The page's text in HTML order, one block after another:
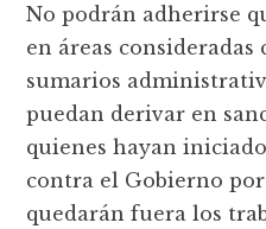
No podrán adherirse
en áreas consideradas
sumarios
puedan derivar en
quienes hayan
contra el Gobierno
quedarán fuera los